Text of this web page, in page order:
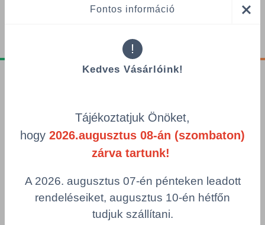
Adatvédelmi nyilatkozat
GDPR tájékoztató
Adatkezelési tájékoztató
Visszaélés-bejelentés
Minőségpolitika
Fontos információ
!
Kedves Vásárlóink!
Tájékoztatjuk Önöket,
hogy 2026.augusztus 08-án (szombaton)
zárva tartunk!
A 2026. augusztus 07-én pénteken leadott
rendeléseiket, augusztus 10-én hétfőn
tudjuk szállítani.